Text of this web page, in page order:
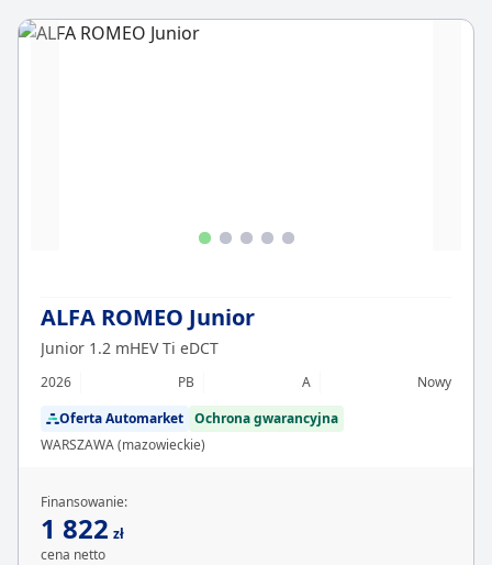
ALFA ROMEO Junior
Junior 1.2 mHEV Ti eDCT
2026 PB A
Nowy
Oferta Automarket Ochrona gwarancyjna
WARSZAWA (mazowieckie)
Finansowanie:
1 822 zł
cena netto